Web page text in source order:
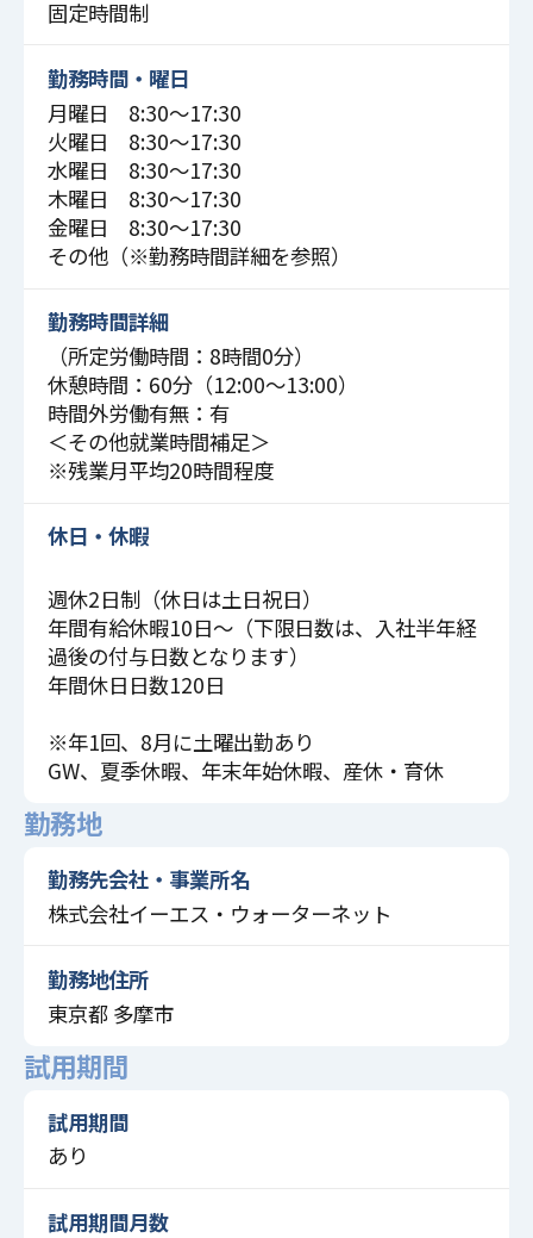
固定時間制
勤務時間・曜日
月曜日 8:30〜17:30
火曜日 8:30〜17:30
水曜日 8:30〜17:30
木曜日 8:30〜17:30
金曜日 8:30〜17:30
その他（※勤務時間詳細を参照）
勤務時間詳細
（所定労働時間：8時間0分）
休憩時間：60分（12:00～13:00）
時間外労働有無：有
＜その他就業時間補足＞
※残業月平均20時間程度
休日・休暇
週休2日制（休日は土日祝日）
年間有給休暇10日～（下限日数は、入社半年経
過後の付与日数となります）
年間休日日数120日
※年1回、8月に土曜出勤あり
GW、夏季休暇、年末年始休暇、産休・育休
勤務地
勤務先会社・事業所名
株式会社イーエス・ウォーターネット
勤務地住所
東京都 多摩市
試用期間
試用期間
あり
試用期間月数